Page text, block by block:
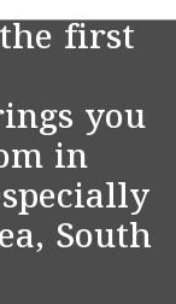
first
you
in
South